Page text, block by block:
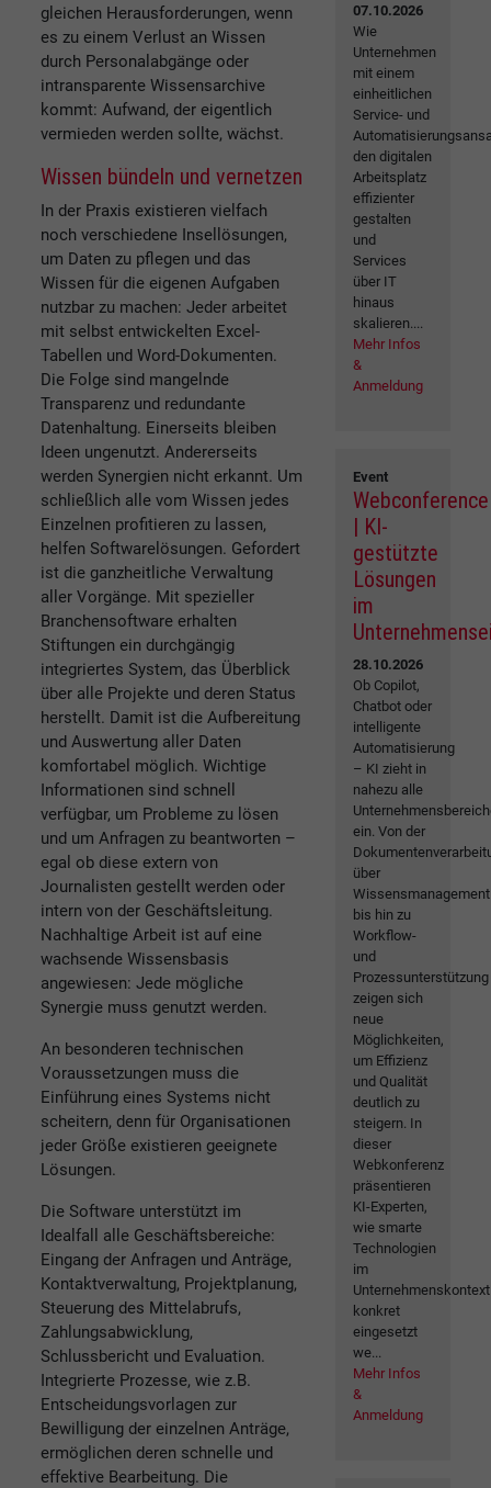
gleichen Herausforderungen, wenn
es zu einem Verlust an Wissen
durch Personalabgänge oder
intransparente Wissensarchive
kommt: Aufwand, der eigentlich
vermieden werden sollte, wächst.
Wissen bündeln und vernetzen
In der Praxis existieren vielfach
noch verschiedene Insellösungen,
um Daten zu pflegen und das
Wissen für die eigenen Aufgaben
nutzbar zu machen: Jeder arbeitet
mit selbst entwickelten Excel-
Tabellen und Word-Dokumenten.
Die Folge sind mangelnde
Transparenz und redundante
Datenhaltung. Einerseits bleiben
Ideen ungenutzt. Andererseits
werden Synergien nicht erkannt. Um
schließlich alle vom Wissen jedes
Einzelnen profitieren zu lassen,
helfen Softwarelösungen. Gefordert
ist die ganzheitliche Verwaltung
aller Vorgänge. Mit spezieller
Branchensoftware erhalten
Stiftungen ein durchgängig
integriertes System, das Überblick
über alle Projekte und deren Status
herstellt. Damit ist die Aufbereitung
und Auswertung aller Daten
komfortabel möglich. Wichtige
Informationen sind schnell
verfügbar, um Probleme zu lösen
und um Anfragen zu beantworten –
egal ob diese extern von
Journalisten gestellt werden oder
intern von der Geschäftsleitung.
Nachhaltige Arbeit ist auf eine
wachsende Wissensbasis
angewiesen: Jede mögliche
Synergie muss genutzt werden.
An besonderen technischen
Voraussetzungen muss die
Einführung eines Systems nicht
scheitern, denn für Organisationen
jeder Größe existieren geeignete
Lösungen.
Die Software unterstützt im
Idealfall alle Geschäftsbereiche:
Eingang der Anfragen und Anträge,
Kontaktverwaltung, Projektplanung,
Steuerung des Mittelabrufs,
Zahlungsabwicklung,
Schlussbericht und Evaluation.
Integrierte Prozesse, wie z.B.
Entscheidungsvorlagen zur
Bewilligung der einzelnen Anträge,
ermöglichen deren schnelle und
effektive Bearbeitung. Die
07.10.2026
Wie
Unternehmen
mit einem
einheitlichen
Service- und
den digitalen
Arbeitsplatz
effizienter
gestalten
und
Services
über IT
hinaus
skalieren....
Mehr Infos
&
Anmeldung
Event
Webconference
| KI-
gestützte
Lösungen
im
28.10.2026
Ob Copilot,
Chatbot oder
intelligente
Automatisierung
– KI zieht in
nahezu alle
ein. Von der
über
Wissensmanagement
bis hin zu
Workflow-
und
Prozessunterstützung
zeigen sich
neue
Möglichkeiten,
um Effizienz
und Qualität
deutlich zu
steigern. In
dieser
Webkonferenz
präsentieren
KI-Experten,
wie smarte
Technologien
im
Unternehmenskontext
konkret
eingesetzt
we...
Mehr Infos
&
Anmeldung